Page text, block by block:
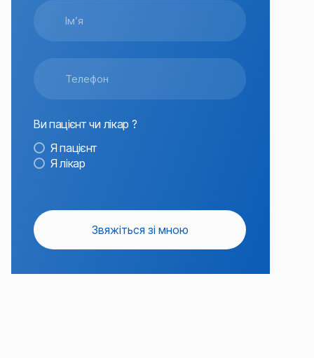
Ви пацієнт чи лікар ?
Я пацієнт
Я лікар
Звяжіться зі мною